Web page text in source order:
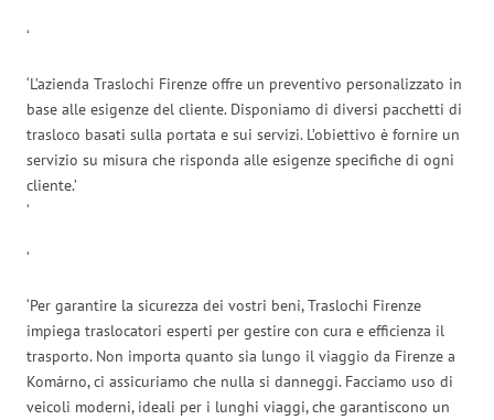
‘
‘L’azienda Traslochi Firenze offre un preventivo personalizzato in
base alle esigenze del cliente. Disponiamo di diversi pacchetti di
trasloco basati sulla portata e sui servizi. L’obiettivo è fornire un
servizio su misura che risponda alle esigenze specifiche di ogni
cliente.’
‘
‘
‘Per garantire la sicurezza dei vostri beni, Traslochi Firenze
impiega traslocatori esperti per gestire con cura e efficienza il
trasporto. Non importa quanto sia lungo il viaggio da Firenze a
Komárno, ci assicuriamo che nulla si danneggi. Facciamo uso di
veicoli moderni, ideali per i lunghi viaggi, che garantiscono un